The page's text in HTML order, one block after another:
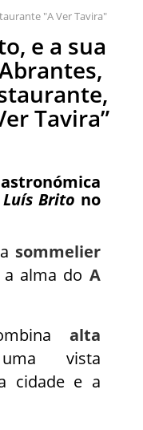
"A Ver Tavira"
e a sua
Tavira”
Luís Brito no
sommelier
alma do A
alta
vista
cidade e a